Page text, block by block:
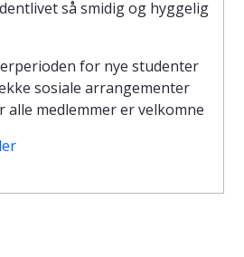
så smidig og hyggelig
for nye studenter
sosiale arrangementer
alle medlemmer er velkomne